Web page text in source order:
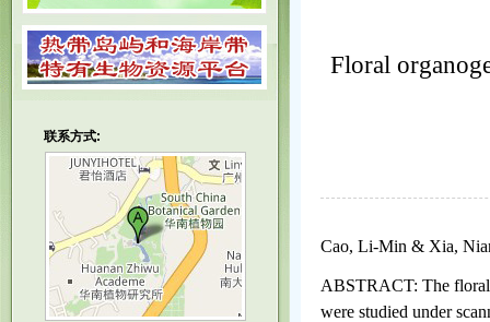
联系方式:
Floral
Cao, Li-Min & Xia,
ABSTRACT: The floral
were studied under